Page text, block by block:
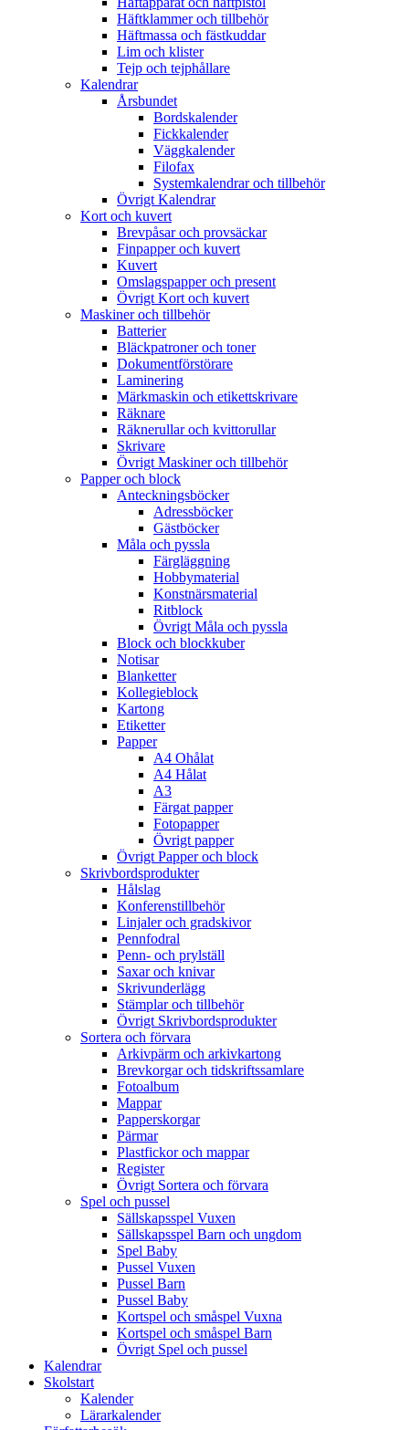
Häftklammer och tillbehör
Häftmassa och fästkuddar
Lim och klister
Tejp och tejphållare
Kalendrar
Årsbundet
Bordskalender
Fickkalender
Väggkalender
Filofax
Systemkalendrar och tillbehör
Övrigt Kalendrar
Kort och kuvert
Brevpåsar och provsäckar
Finpapper och kuvert
Kuvert
Omslagspapper och present
Övrigt Kort och kuvert
Maskiner och tillbehör
Batterier
Bläckpatroner och toner
Dokumentförstörare
Laminering
Märkmaskin och etikettskrivare
Räknare
Räknerullar och kvittorullar
Skrivare
Övrigt Maskiner och tillbehör
Papper och block
Anteckningsböcker
Adressböcker
Gästböcker
Måla och pyssla
Färgläggning
Hobbymaterial
Konstnärsmaterial
Ritblock
Övrigt Måla och pyssla
Block och blockkuber
Notisar
Blanketter
Kollegieblock
Kartong
Etiketter
Papper
A4 Ohålat
A4 Hålat
A3
Färgat papper
Fotopapper
Övrigt papper
Övrigt Papper och block
Skrivbordsprodukter
Hålslag
Konferenstillbehör
Linjaler och gradskivor
Pennfodral
Penn- och prylställ
Saxar och knivar
Skrivunderlägg
Stämplar och tillbehör
Övrigt Skrivbordsprodukter
Sortera och förvara
Arkivpärm och arkivkartong
Brevkorgar och tidskriftssamlare
Fotoalbum
Mappar
Papperskorgar
Pärmar
Plastfickor och mappar
Register
Övrigt Sortera och förvara
Spel och pussel
Sällskapsspel Vuxen
Sällskapsspel Barn och ungdom
Spel Baby
Pussel Vuxen
Pussel Barn
Pussel Baby
Kortspel och småspel Vuxna
Kortspel och småspel Barn
Övrigt Spel och pussel
Kalendrar
Skolstart
Kalender
Lärarkalender